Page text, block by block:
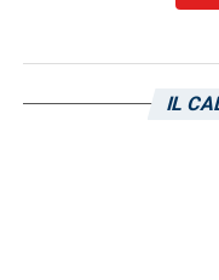
siglato 10 assist
ricordo
IL